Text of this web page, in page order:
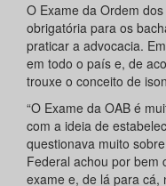
O Exame da Ordem
obrigatória para os
praticar a advocacia.
em todo o país e, de
trouxe o conceito de
“O Exame da OAB é
com a ideia de
questionava muito
Federal achou por bem
exame e, de lá para cá,